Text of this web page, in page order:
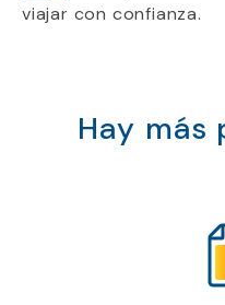
viajar con confianza.
Hay más